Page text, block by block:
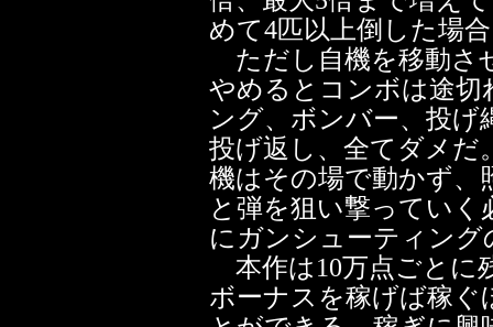
めて4匹以上倒した場
ただし自機を移動さ
やめるとコンボは途
ング、ボンバー、投
投げ返し、全てダメだ
機はその場で動かず、
と弾を狙い撃ってい
にガンシューティング
本作は10万点ごとに
ボーナスを稼げば稼